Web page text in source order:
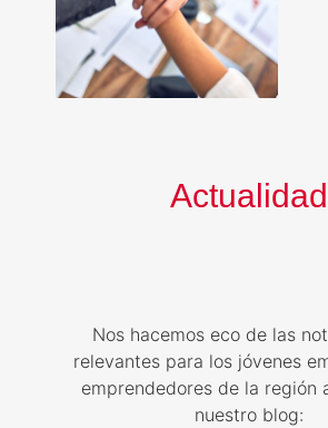
Actualidad
Nos hacemos eco de las
relevantes para los jóvenes
emprendedores de la región
nuestro blog: